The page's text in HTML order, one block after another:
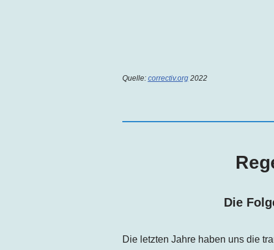
Quelle: correctiv.org2022
Die
Die letzten Jahre haben uns die